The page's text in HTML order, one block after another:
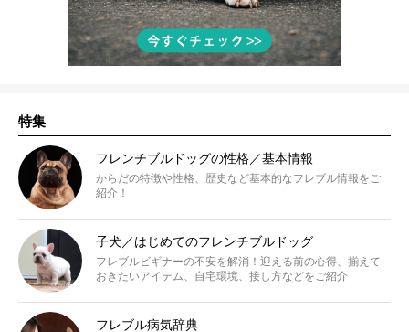
特集
フレンチブルドッグの性格／基本情報
からだの特徴や性格、歴史など基本的なフレブル情報をご
紹介！
子犬／はじめてのフレンチブルドッグ
フレブルビギナーの不安を解消！迎える前の心得、揃えて
おきたいアイテム、自宅環境、接し方などをご紹介
フレブル病気辞典